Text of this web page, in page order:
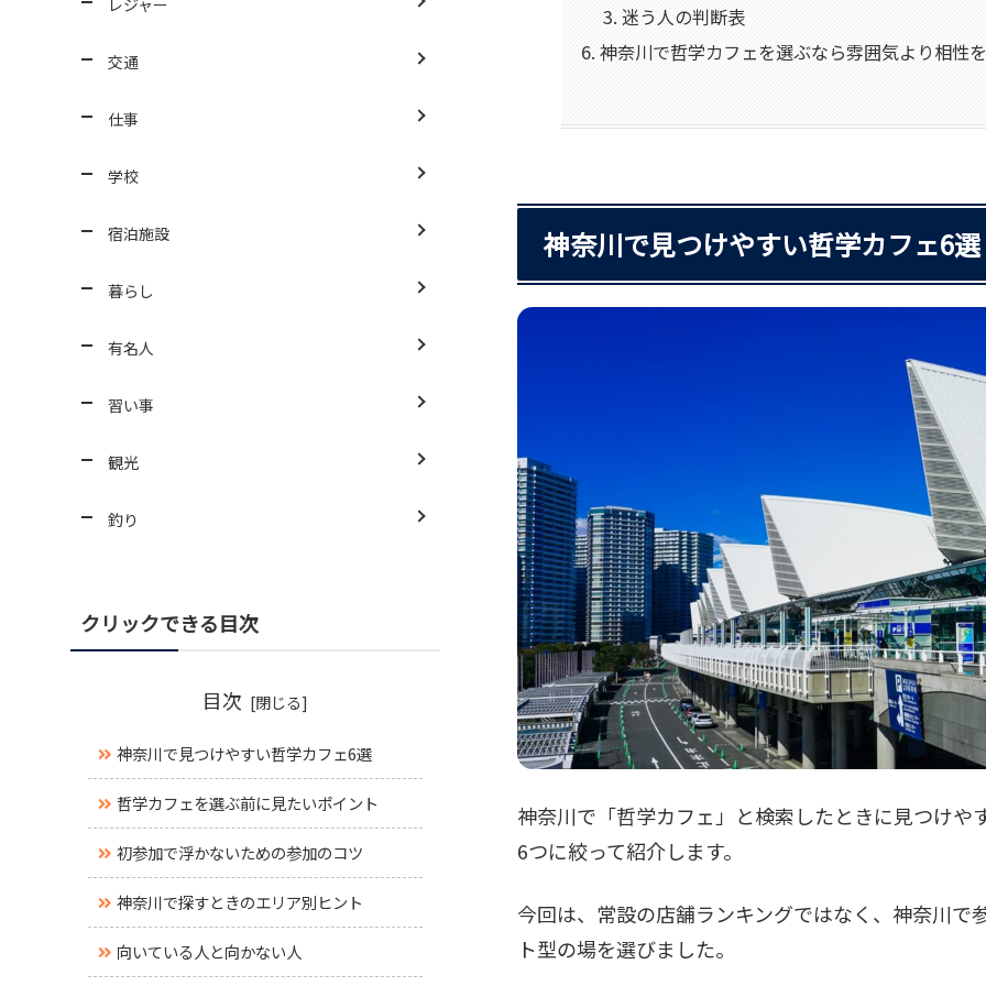
迷う人の判断表
神奈川で哲学カフェを選ぶなら雰囲気より相性
神奈川で見つけやすい哲学カフェ6選
神奈川で「哲学カフェ」と検索したときに見つけ
6つに絞って紹介します。
今回は、常設の店舗ランキングではなく、神奈川
ト型の場を選びました。
レジャー
交通
仕事
学校
宿泊施設
暮らし
有名人
習い事
観光
釣り
クリックできる目次
目次
神奈川で見つけやすい哲学カフェ6選
哲学カフェを選ぶ前に見たいポイント
初参加で浮かないための参加のコツ
神奈川で探すときのエリア別ヒント
向いている人と向かない人